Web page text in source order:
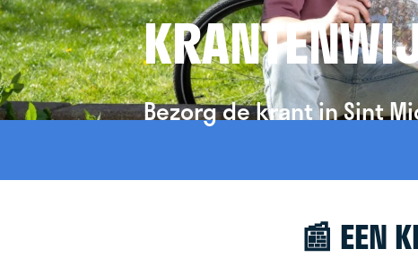
Bezorg de krant in Sint
📰 EEN